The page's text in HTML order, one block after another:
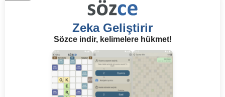
Zeka Geliştirir
Sözce indir, kelimelere hükmet!